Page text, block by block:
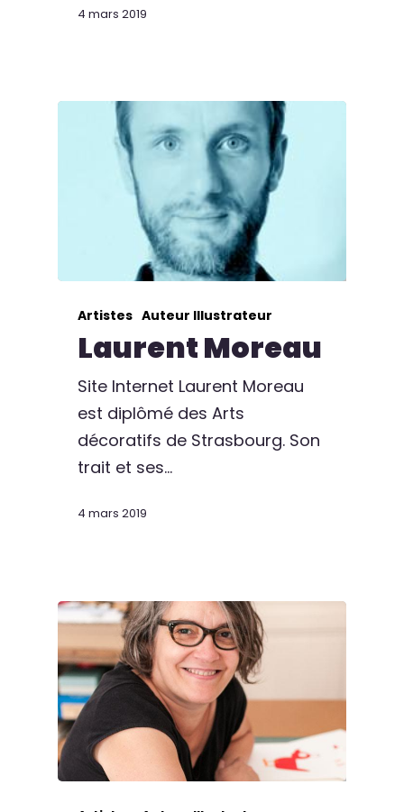
4 mars 2019
Artistes Auteur Illustrateur
Laurent Moreau
Site Internet Laurent Moreau
est diplômé des Arts
décoratifs de Strasbourg. Son
trait et ses…
4 mars 2019